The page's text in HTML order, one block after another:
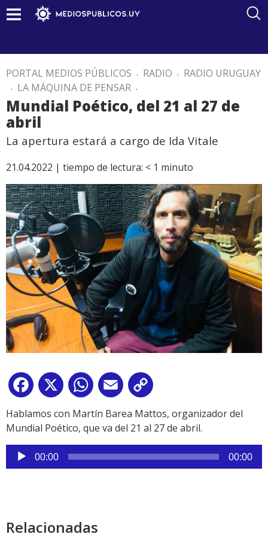
PORTAL MEDIOS PÚBLICOS . RADIO . RADIO URUGUAY
. LA MÁQUINA DE PENSAR .
Mundial Poético, del 21 al 27 de
abril
La apertura estará a cargo de Ida Vitale
21.04.2022 | tiempo de lectura: < 1 minuto
Facebook
X WhatsApp
Email
Link
Hablamos con Martín Barea Mattos, organizador del
Mundial Poético, que va del 21 al 27 de abril.
Reproductor
de
00:00 00:00
Relacionadas